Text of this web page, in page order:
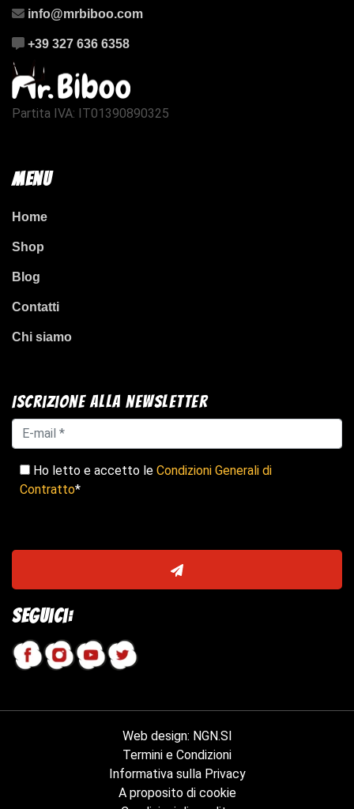
info@mrbiboo.com
+39 327 636 6358
Partita IVA: IT01390890325
Menu
Home
Shop
Blog
Contatti
Chi siamo
Iscrizione alla newsletter
Ho letto e accetto le Condizioni Generali di
Contratto*
Seguici:
Web design: NGN.SI
Termini e Condizioni
Informativa sulla Privacy
A proposito di cookie